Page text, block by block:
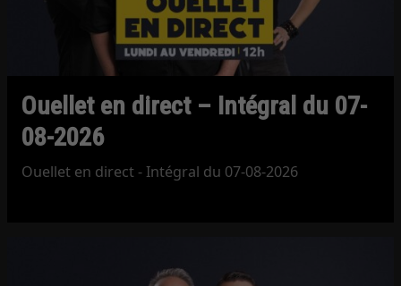
Ouellet en direct – Intégral du 07-
08-2026
Ouellet en direct - Intégral du 07-08-2026